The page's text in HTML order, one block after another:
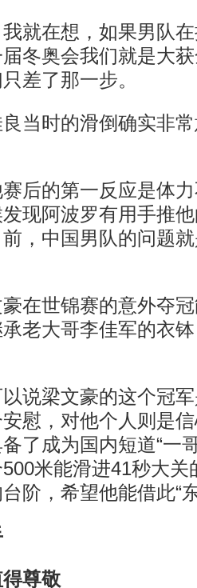
在想，如果男队在
冬奥会我们就是大
差了那一步。
时的滑倒确实非常
的第一反应是体力
现阿波罗有用手推
，中国男队的问题
世锦赛的意外夺冠
老大哥李佳军的衣
梁文豪的这个冠军
慰，对他个人则是
了成为国内短道“一
米能滑进41秒大关
阶，希望他能借此“
尊敬